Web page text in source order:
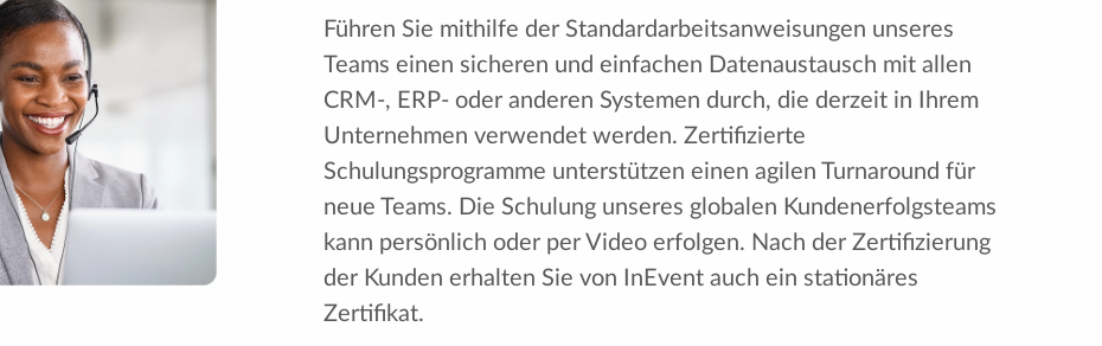
Führen Sie mithilfe der Standardarbeitsanweisungen unseres
Teams einen sicheren und einfachen Datenaustausch mit allen
CRM-, ERP- oder anderen Systemen durch, die derzeit in Ihrem
Unternehmen verwendet werden. Zertifizierte
Schulungsprogramme unterstützen einen agilen Turnaround für
neue Teams. Die Schulung unseres globalen Kundenerfolgsteams
kann persönlich oder per Video erfolgen. Nach der Zertifizierung
der Kunden erhalten Sie von InEvent auch ein stationäres
Zertifikat.